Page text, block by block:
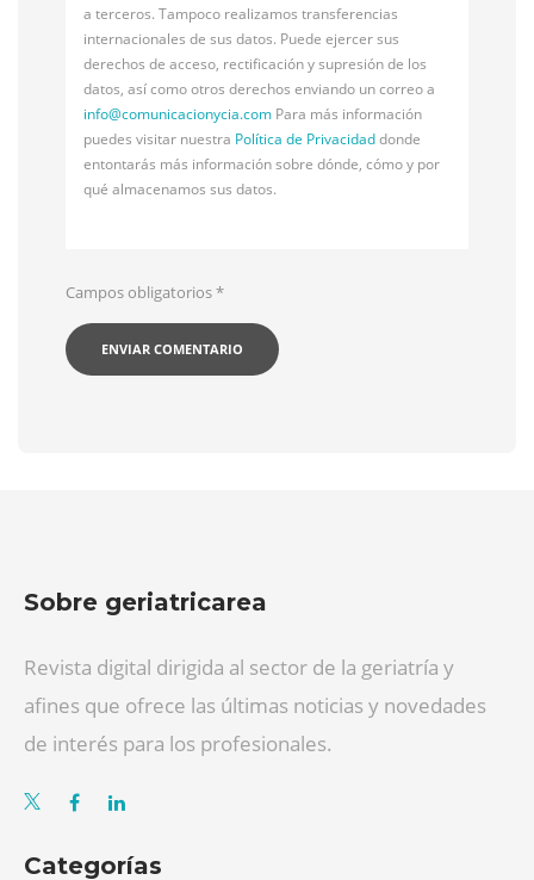
a terceros. Tampoco realizamos transferencias
internacionales de sus datos. Puede ejercer sus
derechos de acceso, rectificación y supresión de los
datos, así como otros derechos enviando un correo a
info@comunicacionycia.com Para más información
puedes visitar nuestra Política de Privacidaddonde
entontarás más información sobre dónde, cómo y por
qué almacenamos sus datos.
Campos obligatorios*
Sobre geriatricarea
Revista digital dirigida al sector de la geriatría y
afines que ofrece las últimas noticias y novedades
de interés para los profesionales.
Categorías